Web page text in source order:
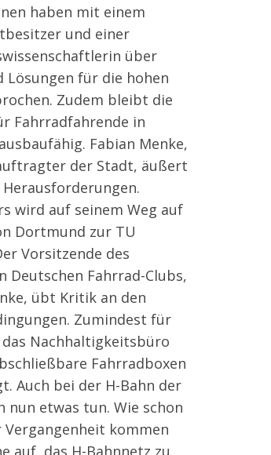
haben mit einem
und einer
über
Lösungen für die hohen
Zudem bleibt die
Fahrradfahrende in
Fabian Menke,
der Stadt, äußert
Herausforderungen.
wird auf seinem Weg auf
Dortmund zur TU
Vorsitzende des
Deutschen Fahrrad-Clubs,
übt Kritik an den
Zumindest für
Nachhaltigkeitsbüro
Fahrradboxen
Auch bei der H-Bahn der
nun etwas tun. Wie schon
kommen
auf, das H-Bahnnetz zu